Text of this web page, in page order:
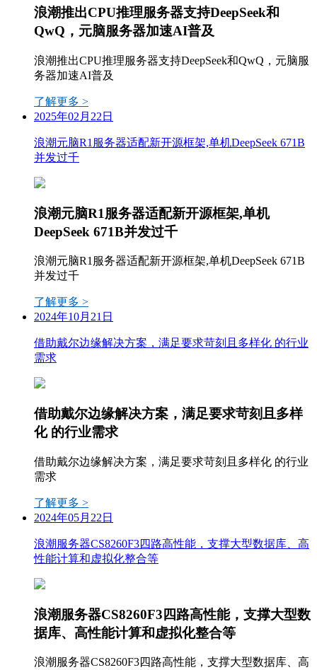
浪潮推出CPU推理服务器支持DeepSeek和
QwQ，元脑服务器加速AI普及
浪潮推出CPU推理服务器支持DeepSeek和QwQ，元脑服
务器加速AI普及
了解更多 >
2025年02月22日
浪潮元脑R1服务器适配新开源框架,单机DeepSeek 671B
并发过千
浪潮元脑R1服务器适配新开源框架,单机
DeepSeek 671B并发过千
浪潮元脑R1服务器适配新开源框架,单机DeepSeek 671B
并发过千
了解更多 >
2024年10月21日
借助戴尔边缘解决方案，满足要求苛刻且多样化 的行业
需求
借助戴尔边缘解决方案，满足要求苛刻且多样
化 的行业需求
借助戴尔边缘解决方案，满足要求苛刻且多样化 的行业
需求
了解更多 >
2024年05月22日
浪潮服务器CS8260F3四路高性能，支撑大型数据库、高
性能计算和虚拟化整合等
浪潮服务器CS8260F3四路高性能，支撑大型数
据库、高性能计算和虚拟化整合等
浪潮服务器CS8260F3四路高性能，支撑大型数据库、高